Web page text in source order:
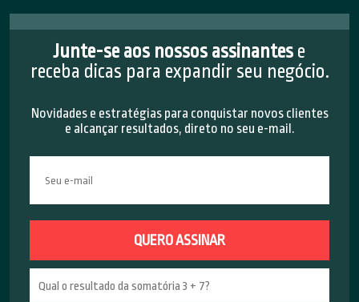
Junte-se aos nossos assinantes e
receba dicas para expandir seu negócio.
Novidades e estratégias para conquistar novos clientes
e alcançar resultados, direto no seu e-mail.